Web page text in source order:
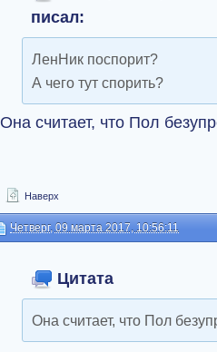
писал:
ЛенНик поспорит?
А чего тут спорить?
Она считает, что Пол
Наверх
Четверг, 09 марта 2017, 10:56:11
Цитата
Она считает, что Пол